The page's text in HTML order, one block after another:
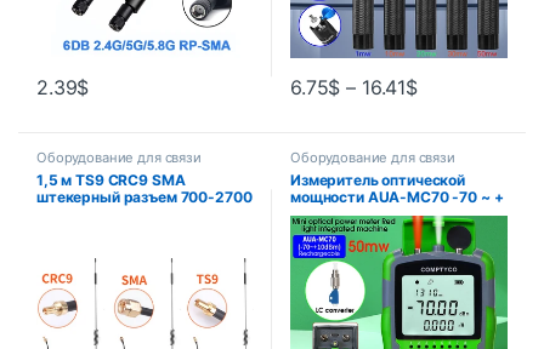
2.39$ 6.75$ – 16.41$
Оборудование для связи
1,5 м TS9 CRC9 SMA
штекерный разъем 700-2700
Оборудование для связи
Измеритель оптической
мощности AUA-MC70 -70 ~ +
10 дБм 4 в 1
Многофункциональный
тестер оптоволоконного
сетевого кабеля OPM VFL 1-
50 МВт (опция)